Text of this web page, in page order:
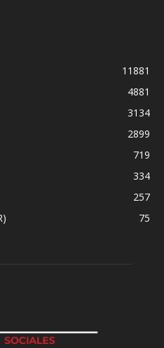
11881
4881
3134
2899
719
334
257
75